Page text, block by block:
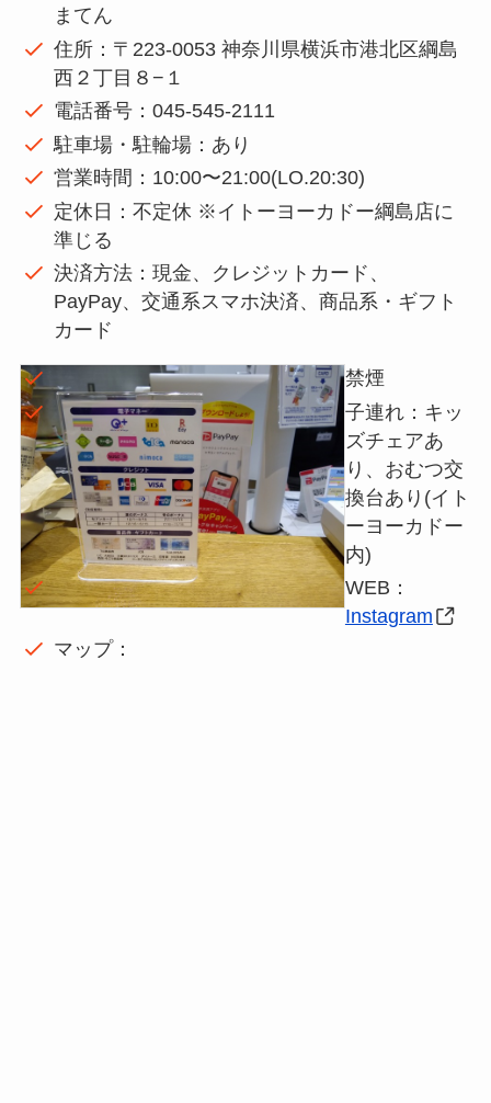
まてん
住所：〒223-0053 神奈川県横浜市港北区綱島
西２丁目８−１
電話番号：045-545-2111
駐車場・駐輪場：あり
営業時間：10:00〜21:00(LO.20:30)
定休日：不定休 ※イトーヨーカドー綱島店に
準じる
決済方法：現金、クレジットカード、
PayPay、交通系スマホ決済、商品系・ギフト
カード
禁煙
子連れ：キッ
ズチェアあ
り、おむつ交
換台あり(イト
ーヨーカドー
内)
WEB：
Instagram
マップ：